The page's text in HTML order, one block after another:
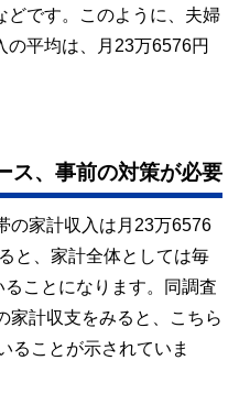
どです。このように、夫婦
平均は、月23万6576円
ス、事前の対策が必要
の家計収入は月23万6576
と、家計全体としては毎
ことになります。同調査
家計収支をみると、こちら
ることが示されていま